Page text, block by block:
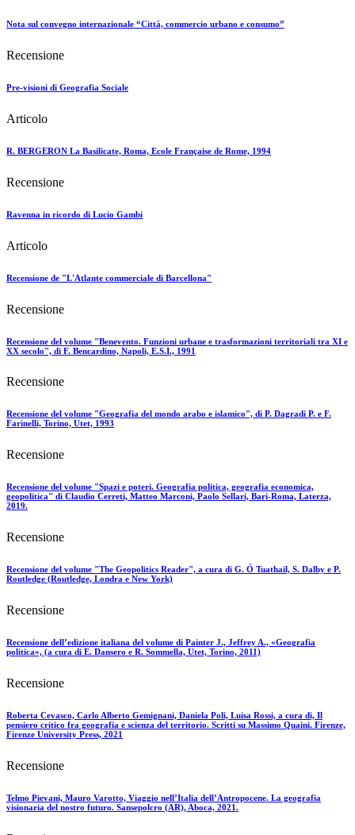
Nota sul convegno internazionale “Città, commercio urbano e consumo”
Recensione
Pre-visioni di Geografia Sociale
Articolo
R. BERGERON La Basilicate, Roma, Ecole Française de Rome, 1994
Recensione
Ravenna in ricordo di Lucio Gambi
Articolo
Recensione de "L'Atlante commerciale di Barcellona"
Recensione
Recensione del volume "Benevento. Funzioni urbane e trasformazioni territoriali tra XI e
XX secolo", di F. Bencardino, Napoli, E.S.I., 1991
Recensione
Recensione del volume "Geografia del mondo arabo e islamico", di P. Dagradi P. e F.
Farinelli, Torino, Utet, 1993
Recensione
Recensione del volume "Spazi e poteri. Geografia politica, geografia economica,
geopolitica" di Claudio Cerreti, Matteo Marconi, Paolo Sellari, Bari-Roma, Laterza,
2019.
Recensione
Recensione del volume "The Geopolitics Reader", a cura di G. Ó Tuathail, S. Dalby e P.
Routledge (Routledge, Londra e New York)
Recensione
Recensione dell’edizione italiana del volume di Painter J., Jeffrey A., «Geografia
politica», (a cura di E. Dansero e R. Sommella, Utet, Torino, 2011)
Recensione
Roberta Cevasco, Carlo Alberto Gemignani, Daniela Poli, Luisa Rossi, a cura di, Il
pensiero critico fra geografia e scienza del territorio. Scritti su Massimo Quaini. Firenze,
Firenze University Press, 2021
Recensione
Telmo Pievani, Mauro Varotto, Viaggio nell’Italia dell’Antropocene. La geografia
visionaria del nostro futuro. Sansepolcro (AR), Aboca, 2021.